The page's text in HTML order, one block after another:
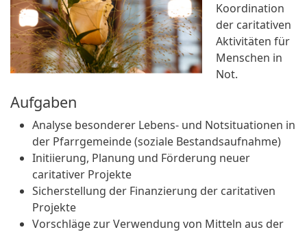
Koordination
der caritativen
Aktivitäten für
Menschen in
Not.
Aufgaben
Analyse besonderer Lebens- und Notsituationen in
der Pfarrgemeinde (soziale Bestandsaufnahme)
Initiierung, Planung und Förderung neuer
caritativer Projekte
Sicherstellung der Finanzierung der caritativen
Projekte
Vorschläge zur Verwendung von Mitteln aus der